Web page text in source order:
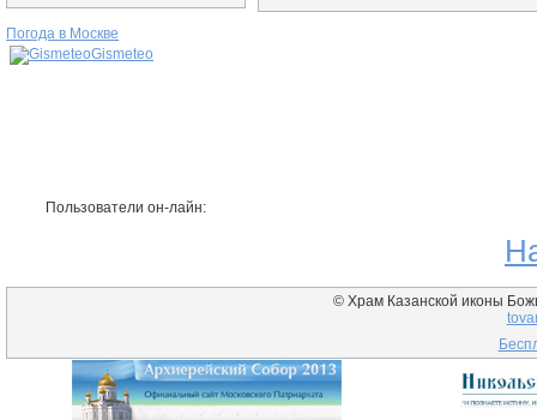
Погода в Москве
Gismeteo
Пользователи он-лайн:
© Храм Казанской иконы